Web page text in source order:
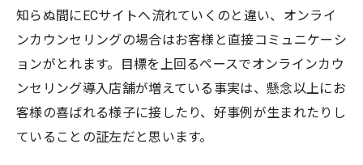
知らぬ間にECサイトへ流れていくのと違い、オンライ
ンカウンセリングの場合はお客様と直接コミュニケーシ
ョンがとれます。目標を上回るペースでオンラインカウ
ンセリング導入店舗が増えている事実は、懸念以上にお
客様の喜ばれる様子に接したり、好事例が生まれたりし
ていることの証左だと思います。